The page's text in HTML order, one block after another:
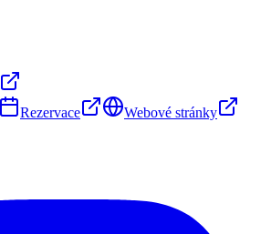
Rezervace
Webové stránky